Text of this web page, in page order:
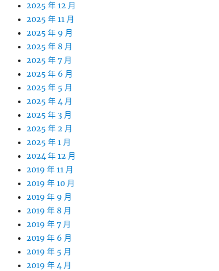
2025 年 12 月
2025 年 11 月
2025 年 9 月
2025 年 8 月
2025 年 7 月
2025 年 6 月
2025 年 5 月
2025 年 4 月
2025 年 3 月
2025 年 2 月
2025 年 1 月
2024 年 12 月
2019 年 11 月
2019 年 10 月
2019 年 9 月
2019 年 8 月
2019 年 7 月
2019 年 6 月
2019 年 5 月
2019 年 4 月